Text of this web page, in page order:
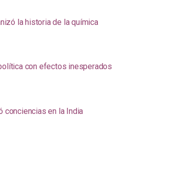
la historia de la química
con efectos inesperados
conciencias en la India